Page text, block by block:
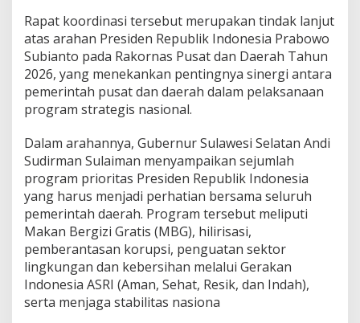
a
t
o
o
r
d
a
s
i
y
a
n
g
d
i
p
m
Rapat koordinasi tersebut merupakan tindak lanjut
atas arahan Presiden Republik Indonesia Prabowo
Subianto pada Rakornas Pusat dan Daerah Tahun
2026, yang menekankan pentingnya sinergi antara
pemerintah pusat dan daerah dalam pelaksanaan
program strategis nasional.
Dalam arahannya, Gubernur Sulawesi Selatan Andi
Sudirman Sulaiman menyampaikan sejumlah
program prioritas Presiden Republik Indonesia
yang harus menjadi perhatian bersama seluruh
pemerintah daerah. Program tersebut meliputi
Makan Bergizi Gratis (MBG), hilirisasi,
pemberantasan korupsi, penguatan sektor
lingkungan dan kebersihan melalui Gerakan
Indonesia ASRI (Aman, Sehat, Resik, dan Indah),
serta menjaga stabilitas nasiona